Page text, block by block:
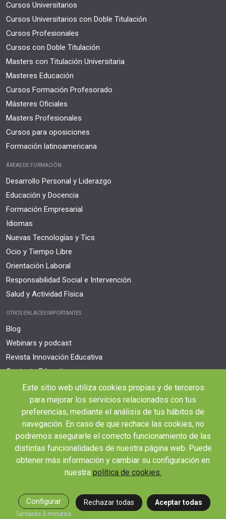
Cursos Universitarios
Cursos Universitarios con Doble Titulación
Cursos Profesionales
Cursos con Doble Titulación
Masters con Titulación Universitaria
Masteres Educación
Cursos Formación Profesorado
Másteres Oficiales
Masters Profesionales
Cursos para oposiciones
Formación latinoamericana
ÁREAS DE FORMACIÓN
Desarrollo Personal y Liderazgo
Educación y Docencia
Formación Empresarial
Idiomas
Nuevas Tecnologías y Tics
Ocio y Tiempo Libre
Orientación Laboral
Responsabilidad Social e Intervención
Salud y Actividad Física
OTROS ENLACES IMPORTANTES
Blog
Webinars y podcast
Revista Innovación Educativa
Contexto Educativo
Desistir contrato aquí
Tienes 14 días desde tu matriculación para cancelar sin coste y recibir el
reembolso completo.
© 2026 RED EDUCA
Este sitio web utiliza cookies propias y de terceros
para mejorar los servicios relacionados con tus
preferencias, mediante el análisis de tus hábitos de
navegación. En caso de que rechace las cookies, no
podremos asegurarle el correcto funcionamiento de las
distintas funcionalidades de nuestra página web. Puede
obtener más información y cambiar su configuración en
nuestra política de cookies.
Configurar
Tardarás 3 minutos
Rechazar todas Aceptar todas